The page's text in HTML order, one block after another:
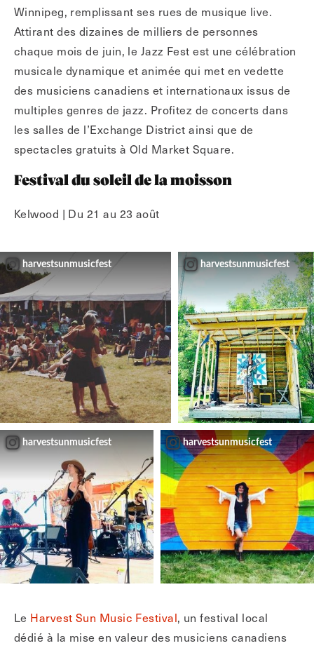
Winnipeg, remplissant ses rues de musique live.
Attirant des dizaines de milliers de personnes
chaque mois de juin, le Jazz Fest est une célébration
musicale dynamique et animée qui met en vedette
des musiciens canadiens et internationaux issus de
multiples genres de jazz. Profitez de concerts dans
les salles de l’Exchange District ainsi que de
spectacles gratuits à Old Market Square.
Festival du soleil de la moisson
Kelwood | Du 21 au 23 août
harvestsunmusicfest harvestsunmusicfest
harvestsunmusicfest harvestsunmusicfest
Le Harvest Sun Music Festival, un festival local
dédié à la mise en valeur des musiciens canadiens